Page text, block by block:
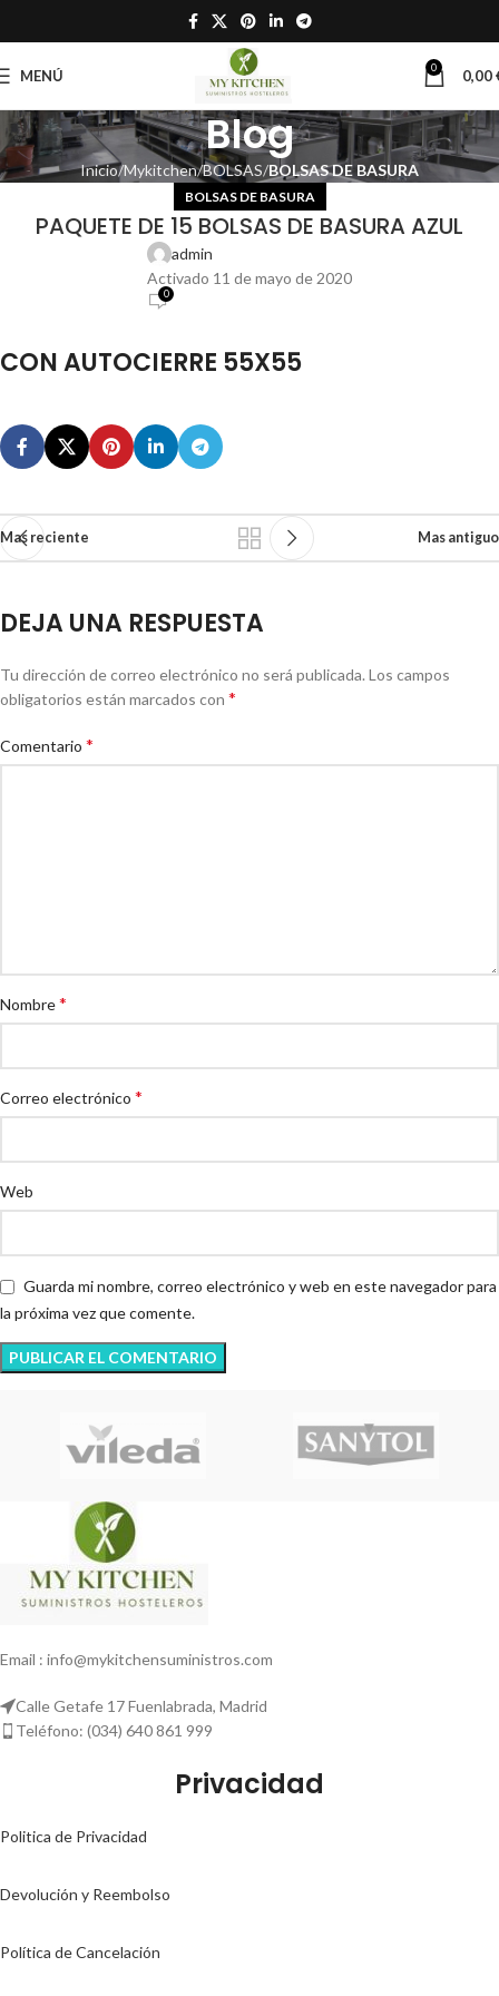
MENÚ 0 0,00
Blog
Inicio Mykitchen BOLSAS BOLSAS DE BASURA
BOLSAS DE BASURA
PAQUETE DE 15 BOLSAS DE BASURA AZUL
admin
Activado 11 de mayo de 2020
0
CON AUTOCIERRE 55X55
Mas reciente Mas antiguo
DEJA UNA RESPUESTA
Tu dirección de correo electrónico no será publicada. Los campos
obligatorios están marcados con *
Comentario *
Nombre*
Correo electrónico *
Web
Guarda mi nombre, correo electrónico y web en este navegador para
la próxima vez que comente.
Email : info@mykitchensuministros.com
Calle Getafe 17 Fuenlabrada, Madrid
Teléfono: (034) 640 861 999
Privacidad
Politica de Privacidad
Devolución y Reembolso
Política de Cancelación